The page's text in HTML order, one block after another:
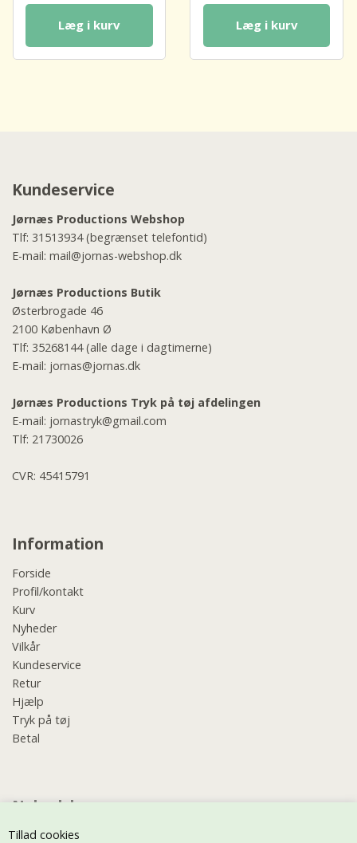
Tillad cookies
Læg i kurv Læg i kurv
Kundeservice
Jørnæs Productions Webshop
Tlf: 31513934(begrænset telefontid)
E-mail: mail@jornas-webshop.dk
Jørnæs Productions Butik
Østerbrogade 46
2100 København Ø
Tlf: 35268144(alle dage i dagtimerne)
E-mail: jornas@jornas.dk
Jørnæs Productions Tryk på tøj afdelingen
E-mail: jornastryk@gmail.com
Tlf: 21730026
CVR: 45415791
Information
Forside
Profil/kontakt
Kurv
Nyheder
Vilkår
Kundeservice
Retur
Hjælp
Tryk på tøj
Betal
Nyhedsbrev